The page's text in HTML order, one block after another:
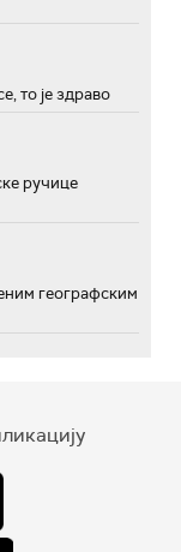
то је здраво
ручице
географским